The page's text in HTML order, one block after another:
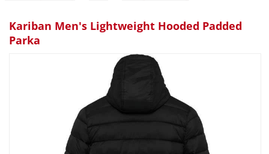
Kariban Men's Lightweight Hooded Padded
Parka